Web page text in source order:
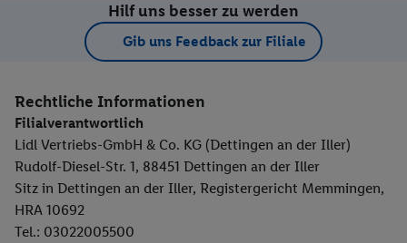
Hilf uns besser zu werden
Gib uns Feedback zur Filiale
Rechtliche Informationen
Filialverantwortlich
Lidl Vertriebs-GmbH & Co. KG (Dettingen an der Iller)
Rudolf-Diesel-Str. 1, 88451 Dettingen an der Iller
Sitz in Dettingen an der Iller, Registergericht Memmingen,
HRA 10692
Tel.: 03022005500